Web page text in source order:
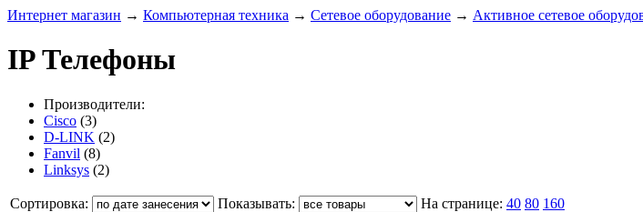
Интернет магазин → Компьютерная техника → Сетевое оборудование → Активное сетевое
IP Телефоны
Производители:
Cisco (3)
D-LINK (2)
Fanvil (8)
Linksys (2)
Сортировка: Показывать: На странице: 40 80 160